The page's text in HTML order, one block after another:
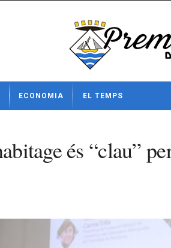
ECONOMIA EL TEMPS
és “clau”